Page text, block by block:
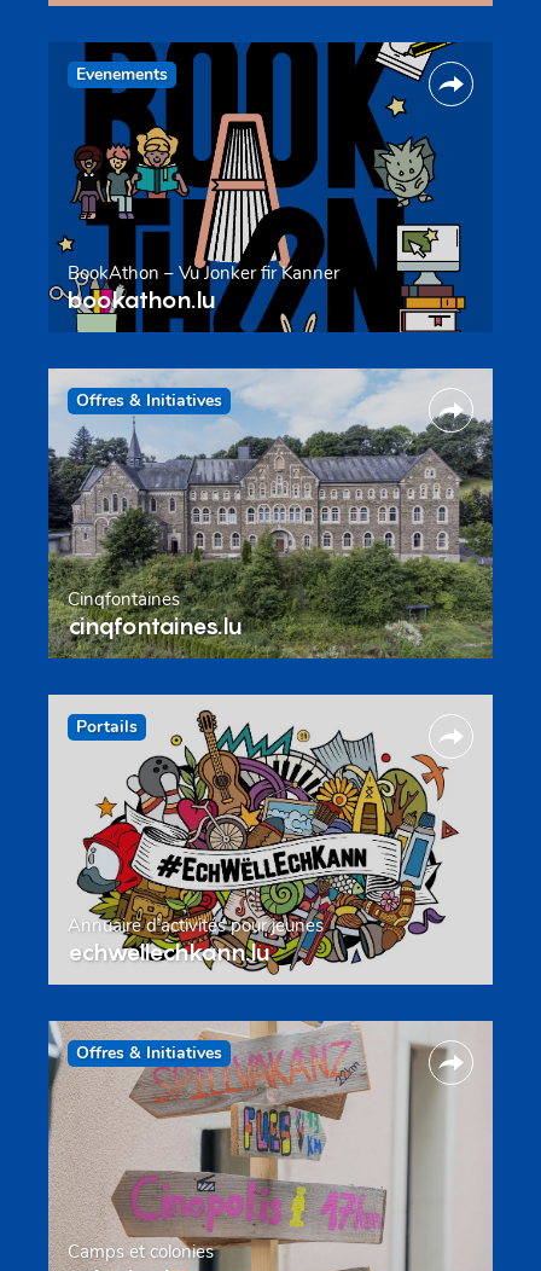
Evenements
BookAthon – Vu Jonker fir Kanner
bookathon.lu
Offres & Initiatives
Cinqfontaines
cinqfontaines.lu
Portails
Annuaire d’activités pour jeunes
echwellechkann.lu
Offres & Initiatives
Camps et colonies